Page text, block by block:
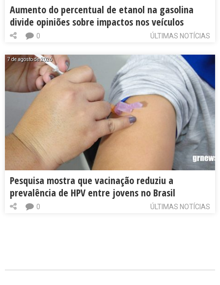
Aumento do percentual de etanol na gasolina
divide opiniões sobre impactos nos veículos
ÚLTIMAS NOTÍCIAS
0
7 de agosto de 2026
Pesquisa mostra que vacinação reduziu a
prevalência de HPV entre jovens no Brasil
ÚLTIMAS NOTÍCIAS
0